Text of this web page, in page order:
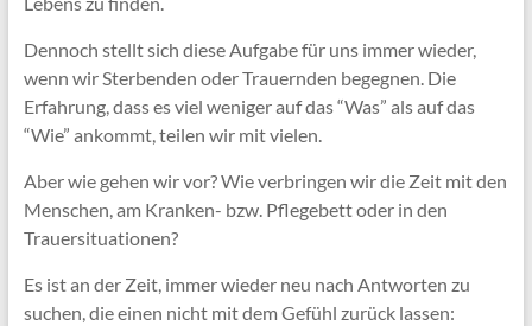
Dennoch stellt sich diese Aufgabe für uns immer wieder,
wenn wir Sterbenden oder Trauernden begegnen. Die
Erfahrung, dass es viel weniger auf das “Was” als auf das
“Wie” ankommt, teilen wir mit vielen.
Aber wie gehen wir vor? Wie verbringen wir die Zeit mit den
Menschen, am Kranken- bzw. Pflegebett oder in den
Trauersituationen?
Es ist an der Zeit, immer wieder neu nach Antworten zu
suchen, die einen nicht mit dem Gefühl zurück lassen: